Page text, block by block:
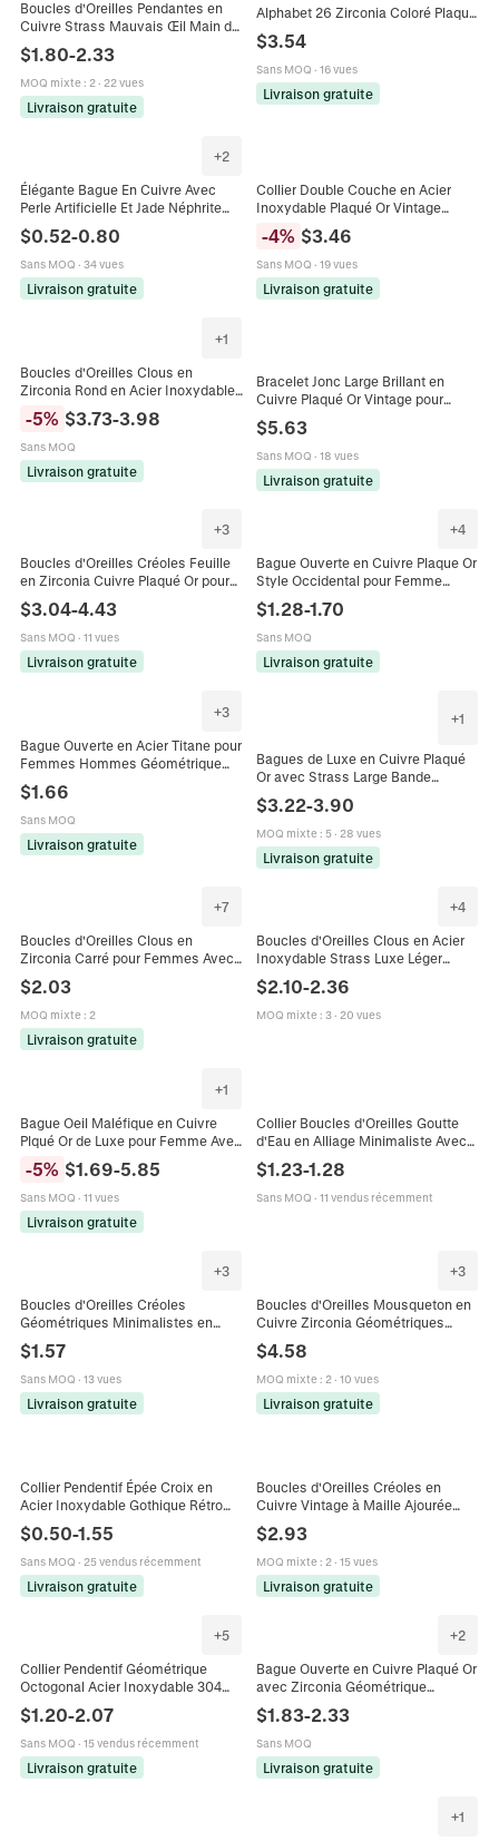
Boucles d'Oreilles Pendantes en
Cuivre Strass Mauvais Œil Main de
Fatima pour Femmes Bijoux de
Mode Plaqué Or Cristaux Colorés
$1.80-2.33
MOQ mixte: 2· 22 vues
Livraison gratuite
Alphabet 26 Zirconia Coloré Plaqué
Or 18K Avec Chaîne Vénitienne
Cadeau Bijoux Femme
$3.54
Sans MOQ · 16 vues
Livraison gratuite
+2
Élégante Bague En Cuivre Avec
Perle Artificielle Et Jade Néphrite
Bague Ouverte Ajustable Pour
Femme Couleur Or Platine Bijoux
Cadeau
$0.52-0.80
Sans MOQ · 34 vues
Livraison gratuite
Collier Double Couche en Acier
Inoxydable Plaqué Or Vintage
Pendentif Cœur Goutte d'Eau Opale
Bleue Bijoux pour Femme
-4% $3.46
Sans MOQ · 19 vues
Livraison gratuite
+1
Boucles d'Oreilles Clous en
Zirconia Rond en Acier Inoxydable
Géométriques Simples
Minimalistes
-5% $3.73-3.98
Sans MOQ
Livraison gratuite
Bracelet Jonc Large Brillant en
Cuivre Plaqué Or Vintage pour
Femmes Bijoux de Mode Boho
Empilables Ovales Simples
Géométriques
$5.63
Sans MOQ · 18 vues
Livraison gratuite
+3
Boucles d'Oreilles Créoles Feuille
en Zirconia Cuivre Plaqué Or pour
Femmes Bijoux Design Élégant de
Vigne et Plante
$3.04-4.43
Sans MOQ · 11 vues
Livraison gratuite
+4
Bague Ouverte en Cuivre Plaque Or
Style Occidental pour Femme
Zirconia Ajustable Incruste
Mauvais Oeil Coeur Main de
Hamsa Bijoux de Mode
$1.28-1.70
Sans MOQ
Livraison gratuite
+3
Bague Ouverte en Acier Titane pour
Femmes Hommes Géométrique
Ajustable Bijoux de Doigt
$1.66
Sans MOQ
Livraison gratuite
+1
Bagues de Luxe en Cuivre Plaqué
Or avec Strass Large Bande
Géométrique Croix Chaîne Bague
Ouverte Réglable Femme Homme
Bijoux
$3.22-3.90
MOQ mixte: 5· 28 vues
Livraison gratuite
+7
Boucles d'Oreilles Clous en
Zirconia Carré pour Femmes Avec
Tige en Argent Sterling 925
Boucles d'Oreilles en Cuivre
Géométriques Colorées Or
$2.03
MOQ mixte: 2
Livraison gratuite
+4
Boucles d'Oreilles Clous en Acier
Inoxydable Strass Luxe Léger
Boucles d'Oreilles Pendantes
Géométriques Carrées Rondes
Chiffres Romains pour Femmes
$2.10-2.36
MOQ mixte: 3· 20 vues
+1
Bague Oeil Maléfique en Cuivre
Plqué Or de Luxe pour Femme Avec
Géométrique Ouverte Réglable
Bijou Cadeau
-5% $1.69-5.85
Sans MOQ · 11 vues
Livraison gratuite
Collier Boucles d'Oreilles Goutte
d'Eau en Alliage Minimaliste Avec
Or Argent Bijoux Femme Cadeau
$1.23-1.28
Sans MOQ · 11 vendus récemment
+3
Boucles d'Oreilles Créoles
Géométriques Minimalistes en
Acier Inoxydable Coeur Lune Étoile
Fleur Pour Femmes Accessoires
Bijoux de Mode Plaqués Or
$1.57
Sans MOQ · 13 vues
Livraison gratuite
+3
Boucles d'Oreilles Mousqueton en
Cuivre Zirconia Géométriques
Rectangulaires Forme D Peintes
Bijoux de Mode Pour Femmes
$4.58
MOQ mixte: 2· 10 vues
Livraison gratuite
Collier Pendentif Épée Croix en
Acier Inoxydable Gothique Rétro
Métallique Géométrique Unisexe
$0.50-1.55
Sans MOQ · 25 vendus récemment
Livraison gratuite
Boucles d'Oreilles Créoles en
Cuivre Vintage à Maille Ajourée
Géométrique Tissé Or Argent
Bijoux
$2.93
MOQ mixte: 2· 15 vues
Livraison gratuite
+5
Collier Pendentif Géométrique
Octogonal Acier Inoxydable 304
Incrustation de Coquille Noir Blanc
Bijoux de Mode
$1.20-2.07
Sans MOQ · 15 vendus récemment
Livraison gratuite
+2
Bague Ouverte en Cuivre Plaqué Or
avec Zirconia Géométrique
Ajustable Bijoux Minimaliste Style
INS Bague pour Femme
$1.83-2.33
Sans MOQ
Livraison gratuite
+1